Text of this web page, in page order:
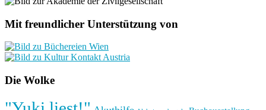
Mit freundlicher Unterstützung von
Die Wolke